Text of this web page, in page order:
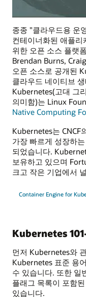
종종 "클라우드용 운
컨테이너화된 애플
위한 오픈 소스 플랫
Brendan Burns,
오픈 소스로 공개된
클라우드 네이티브
Kubernetes(고대 그
의미함)는 Linux
Native Computing
Kubernetes는 CNCF
가장 빠르게 성장하
되었습니다.
보유하고 있으며
크고 작은 기업에서
Container Engine for
Kubernetes
먼저 Kubernetes와
Kubernetes 표준 용
수 있습니다. 또한 일
플래그 목록이 포함된
있습니다.